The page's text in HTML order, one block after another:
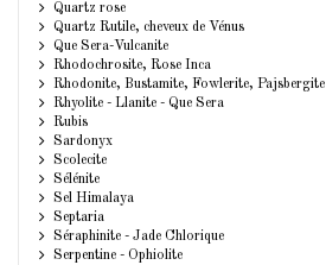
Quartz rose
Quartz Rutile, cheveux de Vénus
Que Sera-Vulcanite
Rhodochrosite, Rose Inca
Rhodonite, Bustamite, Fowlerite, Pajsbergite
Rhyolite - Llanite - Que Sera
Rubis
Sardonyx
Scolecite
Sélénite
Sel Himalaya
Septaria
Séraphinite - Jade Chlorique
Serpentine - Ophiolite